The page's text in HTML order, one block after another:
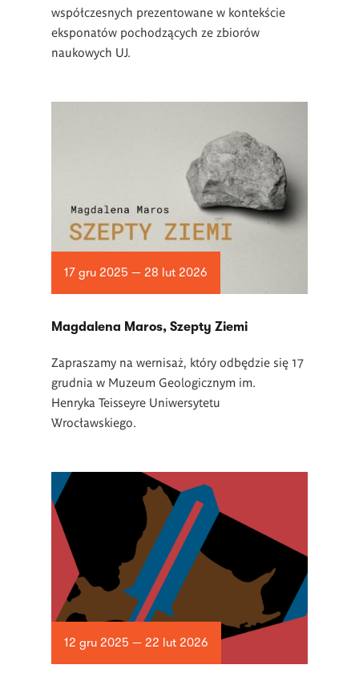
współczesnych prezentowane w kontekście
eksponatów pochodzących ze zbiorów
naukowych UJ.
17 gru 2025 — 28 lut 2026
Magdalena Maros, Szepty Ziemi
Zapraszamy na wernisaż, który odbędzie się 17
grudnia w Muzeum Geologicznym im.
Henryka Teisseyre Uniwersytetu
Wrocławskiego.
12 gru 2025 — 22 lut 2026